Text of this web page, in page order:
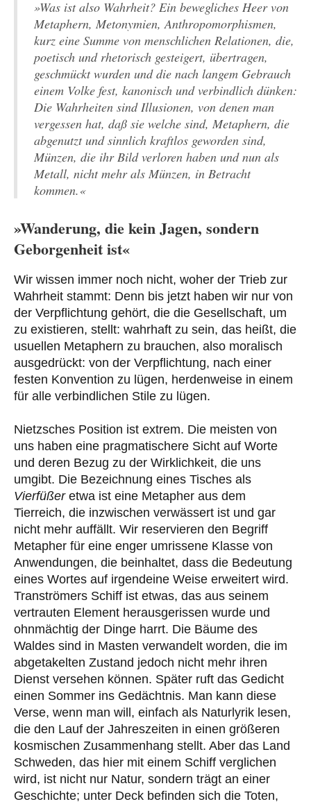
»Was ist also Wahrheit? Ein bewegliches Heer von
Metaphern, Metonymien, Anthropomorphismen,
kurz eine Summe von menschlichen Relationen, die,
poetisch und rhetorisch gesteigert, übertragen,
geschmückt wurden und die nach langem Gebrauch
einem Volke fest, kanonisch und verbindlich dünken:
Die Wahrheiten sind Illusionen, von denen man
vergessen hat, daß sie welche sind, Metaphern, die
abgenutzt und sinnlich kraftlos geworden sind,
Münzen, die ihr Bild verloren haben und nun als
Metall, nicht mehr als Münzen, in Betracht
kommen.«
»Wanderung, die kein Jagen, sondern
Geborgenheit ist«
Wir wissen immer noch nicht, woher der Trieb zur
Wahrheit stammt: Denn bis jetzt haben wir nur von
der Verpflichtung gehört, die die Gesellschaft, um
zu existieren, stellt: wahrhaft zu sein, das heißt, die
usuellen Metaphern zu brauchen, also moralisch
ausgedrückt: von der Verpflichtung, nach einer
festen Konvention zu lügen, herdenweise in einem
für alle verbindlichen Stile zu lügen.
Nietzsches Position ist extrem. Die meisten von
uns haben eine pragmatischere Sicht auf Worte
und deren Bezug zu der Wirklichkeit, die uns
umgibt. Die Bezeichnung eines Tisches als
Vierfüßer etwa ist eine Metapher aus dem
Tierreich, die inzwischen verwässert ist und gar
nicht mehr auffällt. Wir reservieren den Begriff
Metapher für eine enger umrissene Klasse von
Anwendungen, die beinhaltet, dass die Bedeutung
eines Wortes auf irgendeine Weise erweitert wird.
Tranströmers Schiff ist etwas, das aus seinem
vertrauten Element herausgerissen wurde und
ohnmächtig der Dinge harrt. Die Bäume des
Waldes sind in Masten verwandelt worden, die im
abgetakelten Zustand jedoch nicht mehr ihren
Dienst versehen können. Später ruft das Gedicht
einen Sommer ins Gedächtnis. Man kann diese
Verse, wenn man will, einfach als Naturlyrik lesen,
die den Lauf der Jahreszeiten in einen größeren
kosmischen Zusammenhang stellt. Aber das Land
Schweden, das hier mit einem Schiff verglichen
wird, ist nicht nur Natur, sondern trägt an einer
Geschichte; unter Deck befinden sich die Toten,